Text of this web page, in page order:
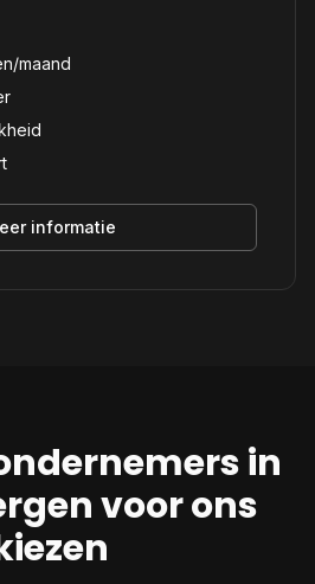
maand
informatie
in
voor ons